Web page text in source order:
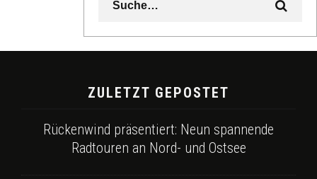
ZULETZT GEPOSTET
Rückenwind präsentiert: Neun spannende
Radtouren an Nord- und Ostsee